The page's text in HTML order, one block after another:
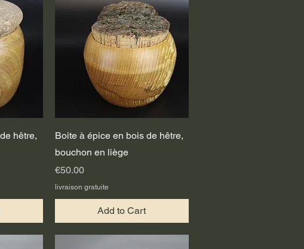
hêtre,
Quick View
Boite à épice en bois de hêtre,
bouchon en liège
Price
€50.00
livraison gratuite
Add to Cart